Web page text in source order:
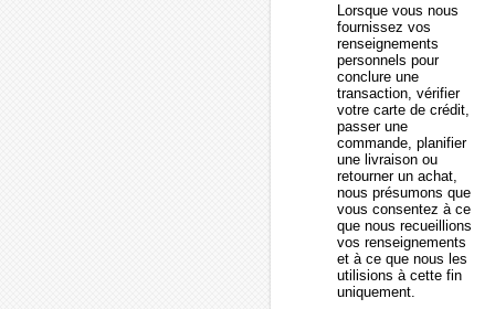
Lorsque vous nous
fournissez vos
renseignements
personnels pour
conclure une
transaction, vérifier
votre carte de crédit,
passer une
commande, planifier
une livraison ou
retourner un achat,
nous présumons que
vous consentez à ce
que nous recueillions
vos renseignements
et à ce que nous les
utilisions à cette fin
uniquement.